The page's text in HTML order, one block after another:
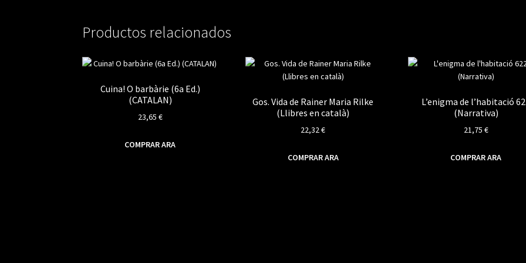
Productos relacionados
Cuina! O barbàrie (6a Ed.)
(CATALAN)
23,65 €
COMPRAR ARA
Gos. Vida de Rainer Maria Rilke
(Llibres en català)
22,32€
COMPRAR ARA
L’enigma de l’habitació
(Narrativa)
21,75 €
COMPRAR ARA